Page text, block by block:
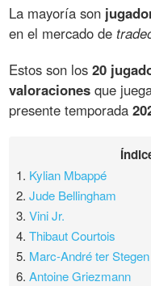
La mayoría son
en el mercado de
Estos son los20
valoraciones que
presente temporada
1. Kylian Mbappé
2.Jude Bellingham
3.Vini Jr.
4.Thibaut Courtois
5. Marc-André ter Stegen
6.Antoine Griezmann